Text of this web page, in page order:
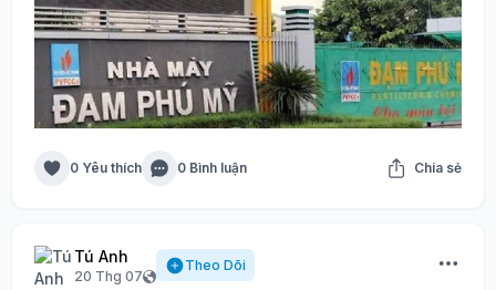
0 Yêu thích 0 Bình luận Chia sẻ
Tú Anh
20 Thg 07
Theo Dõi